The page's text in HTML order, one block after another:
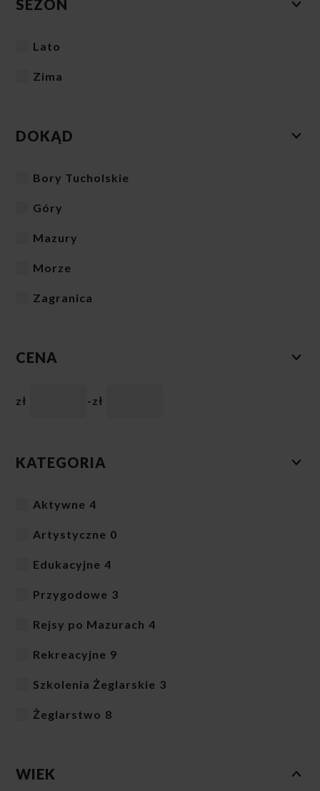
SEZON
Lato
Zima
DOKĄD
Bory Tucholskie
Góry
Mazury
Morze
Zagranica
CENA
zł -zł
KATEGORIA
Aktywne 4
Artystyczne 0
Edukacyjne 4
Przygodowe 3
Rejsy po Mazurach 4
Rekreacyjne 9
Szkolenia Żeglarskie 3
Żeglarstwo 8
WIEK